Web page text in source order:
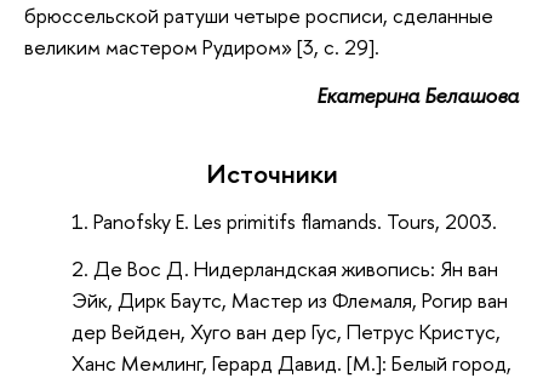
брюссельской ратуши четыре росписи, сделанные
великим мастером Рудиром» [3, с. 29].
Екатерина Белашова
Источники
Panofsky E. Les primitifs flamands. Tours, 2003.
Де Вос Д. Нидерландская живопись: Ян ван
Эйк, Дирк Баутс, Мастер из Флемаля, Рогир ван
дер Вейден, Хуго ван дер Гус, Петрус Кристус,
Ханс Мемлинг, Герард Давид. [М.]: Белый город,